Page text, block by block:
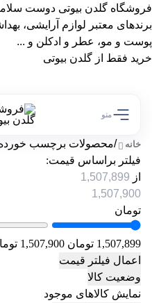
فروشگاه گلدن بیوتی دوست
برندهای معتبر لوازم آرایشی،
پوست و مو، عطر و ادکلن و ...
خرید فقط از گلدن بیوتی
منو
خانه /محصولات برچسب خورده
فیلتر براساس قیمت:
از
تومان
1,507,899 تومان
1,507,900 تومان
اعمال فیلتر قیمت
وضعیت کالا
نمایش کالاهای موجود